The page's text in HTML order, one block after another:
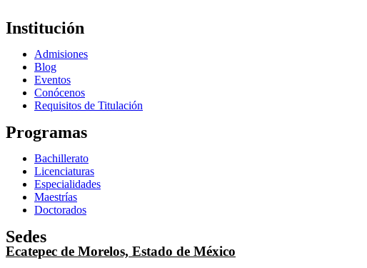
Institución
Admisiones
Blog
Eventos
Conócenos
Requisitos de Titulación
Programas
Bachillerato
Licenciaturas
Especialidades
Maestrías
Doctorados
Sedes
Ecatepec de Morelos, Estado de México